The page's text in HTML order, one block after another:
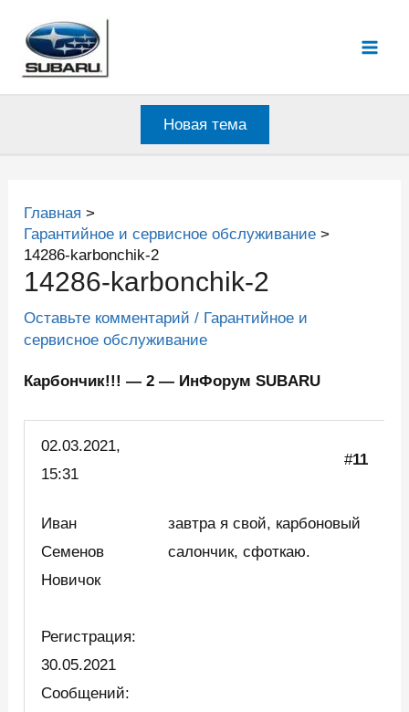
содержимому
Новая тема
Главная
Гарантийное и сервисное обслуживание
14286-karbonchik-2
14286-karbonchik-2
Оставьте комментарий / Гарантийное и
сервисное обслуживание
Карбончик!!! — 2 — ИнФорум SUBARU
02.03.2021,
15:31
#11
Иван
Семенов
Новичок
Регистрация:
30.05.2021
Сообщений:
завтра я свой, карбоновый
салончик, сфоткаю.